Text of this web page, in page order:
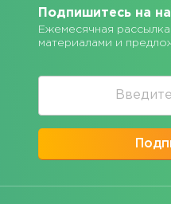
Подпишитесь на
Ежемесячная
материалами и